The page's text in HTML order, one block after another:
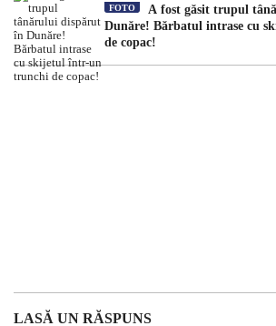
FOTO
A fost găsit trupul
Dunăre! Bărbatul intrase cu
de copac!
LASĂ UN RĂSPUNS